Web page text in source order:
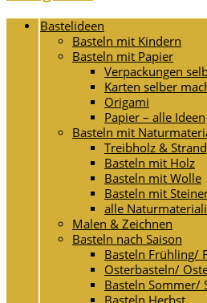
Bastelideen
Basteln mit Kindern
Basteln mit Papier
Verpackungen
Karten selber
Origami
Papier – alle Ideen
Basteln mit
Treibholz &
Basteln mit Holz
Basteln mit Wolle
Basteln mit
alle
Malen & Zeichnen
Basteln nach Saison
Basteln Frühling/
Osterbasteln/
Basteln Sommer/
Basteln Herbst